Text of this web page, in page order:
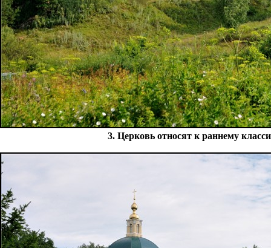
3. Церковь относят к раннему